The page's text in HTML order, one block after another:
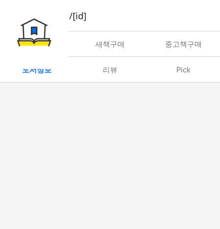
book/rent/[id]
대여 새책구매 중고책구매
도서정보 리뷰 Pick